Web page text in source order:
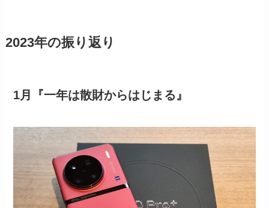
2023年の振り返り
1月『一年は散財からはじまる』